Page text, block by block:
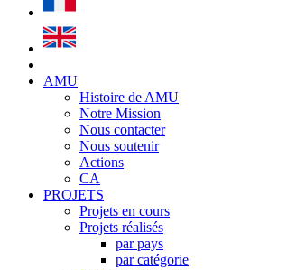
AMU
Histoire de AMU
Notre Mission
Nous contacter
Nous soutenir
Actions
CA
PROJETS
Projets en cours
Projets réalisés
par pays
par catégorie